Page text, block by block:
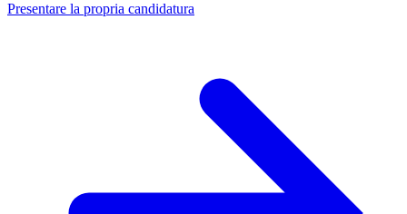
Presentare la propria candidatura